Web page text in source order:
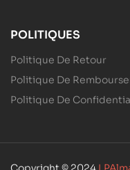
POLITIQUES
Politique De Retour
Politique De
Politique De